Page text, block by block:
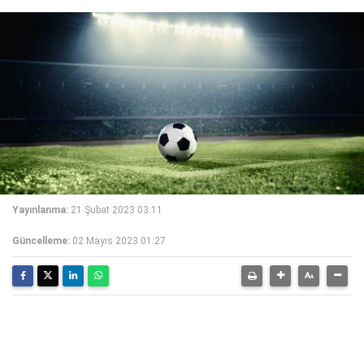
Yayınlanma: 21 Şubat 2023 03:11
Güncelleme: 02 Mayıs 2023 01:27